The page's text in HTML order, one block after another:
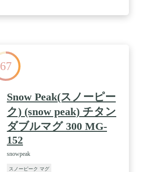
67
Snow Peak(スノーピー
ク) (snow peak) チタン
ダブルマグ 300 MG-
152
snowpeak
スノーピーク マグ